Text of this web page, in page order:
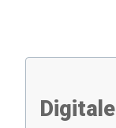
Digitale